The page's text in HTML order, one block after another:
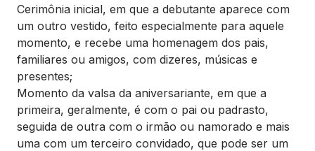
Cerimônia inicial, em que a debutante aparece com
um outro vestido, feito especialmente para aquele
momento, e recebe uma homenagem dos pais,
familiares ou amigos, com dizeres, músicas e
presentes;
Momento da valsa da aniversariante, em que a
primeira, geralmente, é com o pai ou padrasto,
seguida de outra com o irmão ou namorado e mais
uma com um terceiro convidado, que pode ser um